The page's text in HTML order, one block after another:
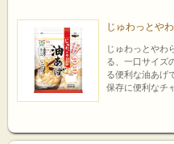
じゅわっとや
じゅわっとやわ
る、一口サイズ
る便利な油あげ
保存に便利なチ